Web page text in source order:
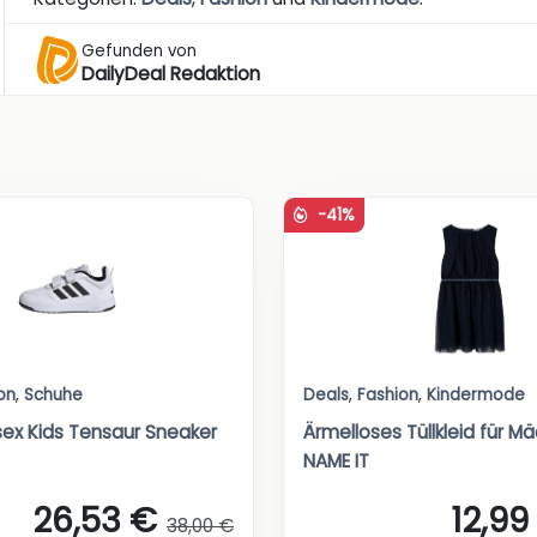
Gefunden von
DailyDeal Redaktion
, Schuhe
Kids Tensaur Sneaker
26,53 € 38,00 €
-41%
Deals, Fashion, Kindermode
Ärmelloses Tüllkleid für
NAME IT